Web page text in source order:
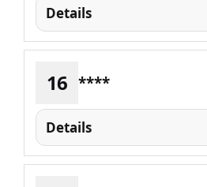
Details
16 ****
Details